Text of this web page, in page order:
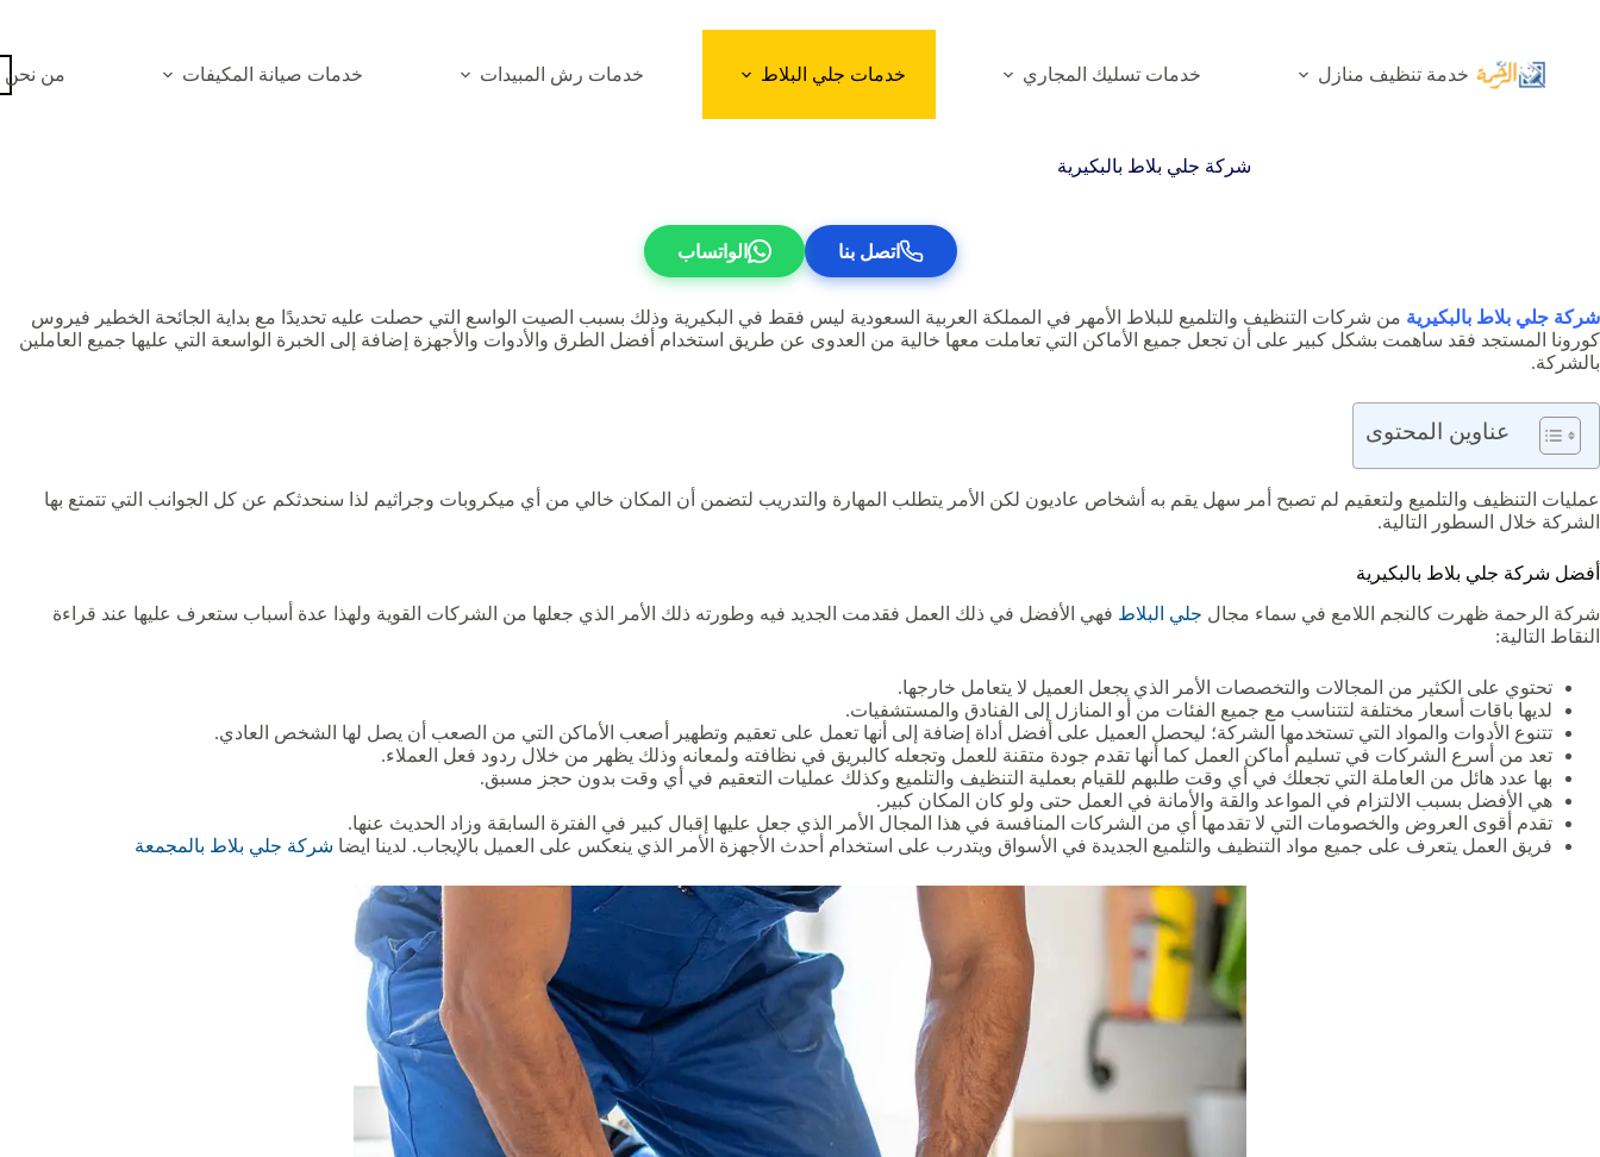
خدمة تنظيف منازل
خدمات تسليك المجاري خدمات جلي البلاط خدمات رش المبيدات خدمات صيانة المكيفات من نحن
شركة جلي بلاط بالبكيرية
اتصل بنا الواتساب
شركة جلي بلاط بالبكيرية ‏من شركات التنظيف والتلميع للبلاط الأمهر في المملكة العربية السعودية ليس فقط في البكيرية وذلك بسبب الصيت الواسع التي حصلت عليه تحديدًا مع بداية الجائحة الخطير فيروس
كورونا المستجد فقد ساهمت بشكل كبير على أن تجعل جميع الأماكن التي تعاملت معها خالية من العدوى عن طريق استخدام أفضل الطرق والأدوات والأجهزة إضافة إلى الخبرة الواسعة التي عليها جميع العاملين
بالشركة.
عناوين المحتوى
عمليات التنظيف والتلميع ولتعقيم لم تصبح أمر سهل يقم به أشخاص عاديون لكن الأمر يتطلب المهارة والتدريب لتضمن أن المكان خالي من أي ميكروبات وجراثيم لذا سنحدثكم عن كل الجوانب التي تتمتع بها
الشركة خلال السطور التالية.
أفضل شركة جلي بلاط بالبكيرية
شركة الرحمة ظهرت كالنجم اللامع في سماء مجال جلي البلاط فهي الأفضل في ذلك العمل فقدمت الجديد فيه وطورته ذلك الأمر الذي جعلها من الشركات القوية ولهذا عدة أسباب ستعرف عليها عند قراءة
النقاط التالية:
تحتوي على الكثير من المجالات والتخصصات الأمر الذي يجعل العميل لا يتعامل خارجها.
لديها باقات أسعار مختلفة لتتناسب مع جميع الفئات من أو المنازل إلى الفنادق والمستشفيات.
تتنوع الأدوات والمواد التي تستخدمها الشركة؛ ليحصل العميل على أفضل أداة إضافة إلى أنها تعمل على تعقيم وتطهير أصعب الأماكن التي من الصعب أن يصل لها الشخص العادي.
تعد من أسرع الشركات في تسليم أماكن العمل كما أنها تقدم جودة متقنة للعمل وتجعله كالبريق في نظافته ولمعانه وذلك يظهر من خلال ردود فعل العملاء.
بها عدد هائل من العاملة التي تجعلك في أي وقت طلبهم للقيام بعملية التنظيف والتلميع وكذلك عمليات التعقيم في أي وقت بدون حجز مسبق.
هي الأفضل بسبب الالتزام في المواعد والقة والأمانة في العمل حتى ولو كان المكان كبير.
تقدم أقوى العروض والخصومات التي لا تقدمها أي من الشركات المنافسة في هذا المجال الأمر الذي جعل عليها إقبال كبير في الفترة السابقة وزاد الحديث عنها.
فريق العمل يتعرف على جميع مواد التنظيف والتلميع الجديدة في الأسواق ويتدرب على استخدام أحدث الأجهزة الأمر الذي ينعكس على العميل بالإيجاب. لدينا ايضا شركة جلي بلاط بالمجمعة‏